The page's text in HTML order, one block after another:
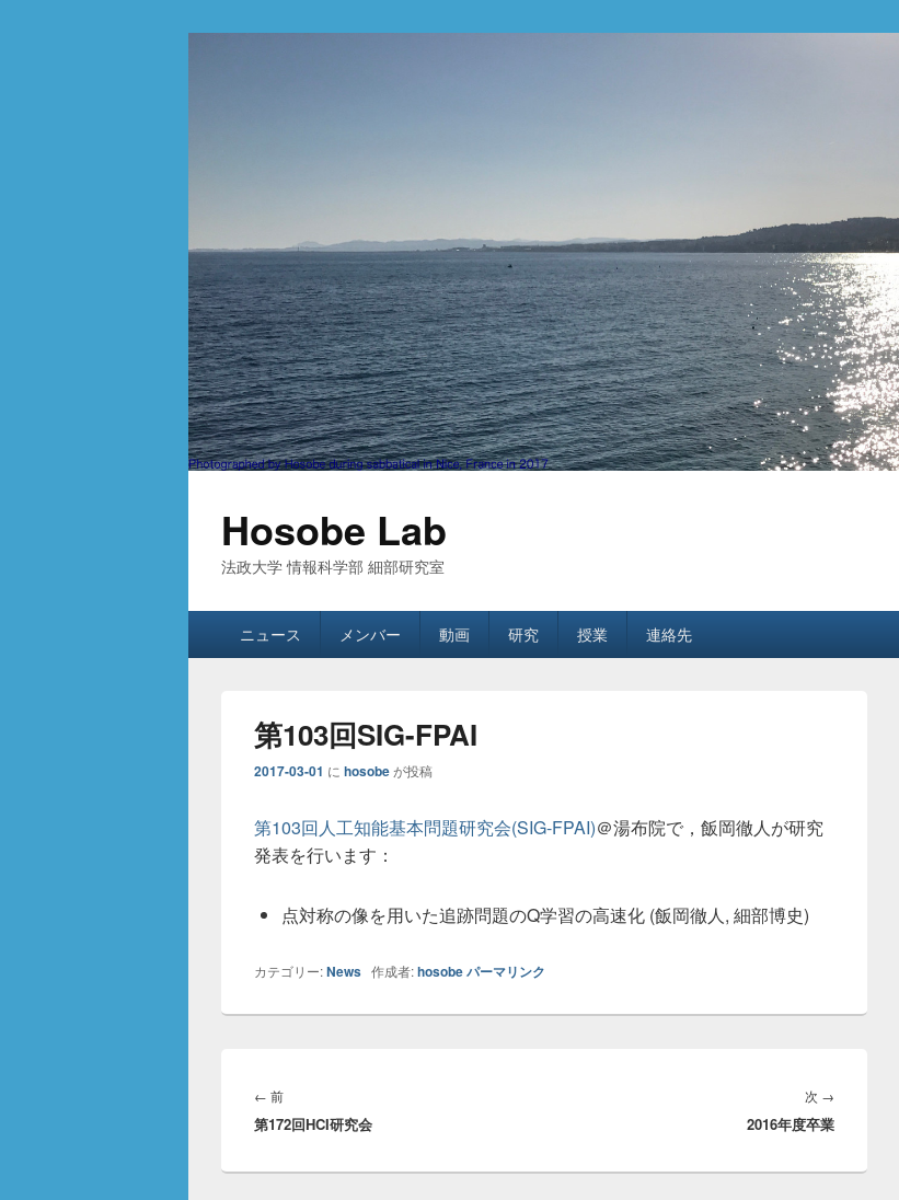
Hosobe Lab
法政大学 情報科学部 細部研究室
ニュース メンバー 動画 研究 授業 連絡先
第103回SIG-FPAI
2017-03-01 に hosobeが投稿
第103回人工知能基本問題研究会(SIG-FPAI)＠湯布院で，飯岡徹人が研究
発表を行います：
点対称の像を用いた追跡問題のQ学習の高速化 (飯岡徹人, 細部博史)
カテゴリー:News 作成者:hosobeパーマリンク
稿
ナ
ゲ
← 前前
の
稿:
第172回HCI研究会
次 →
の
稿:
2016年度卒業